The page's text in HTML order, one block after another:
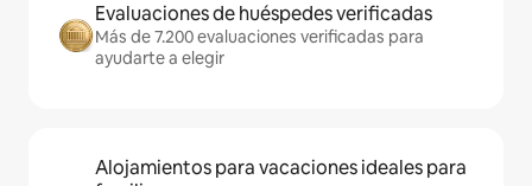
Evaluaciones de huéspedes verificadas
Más de 7.200 evaluaciones verificadas para
ayudarte a elegir
Alojamientos para vacaciones ideales para